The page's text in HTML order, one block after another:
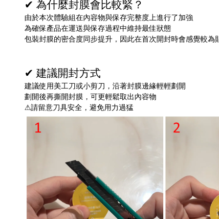
✔ 為什麼封膜會比較緊？
由於本次體驗組在內容物與保存完整度上進行了加強
為確保產品在運送與保存過程中維持最佳狀態
包裝封膜的密合度同步提升，因此在首次開封時會感覺較為
✔ 建議開封方式
建議使用美工刀或小剪刀，沿著封膜邊緣輕輕劃開
劃開後再撕開封膜，可更輕鬆取出內容物
⚠請留意刀具安全，避免用力過猛